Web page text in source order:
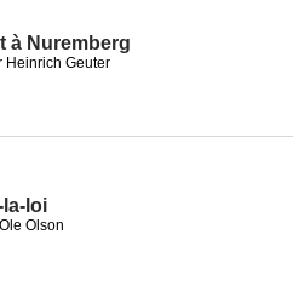
à Nuremberg
Heinrich Geuter
la-loi
Olson